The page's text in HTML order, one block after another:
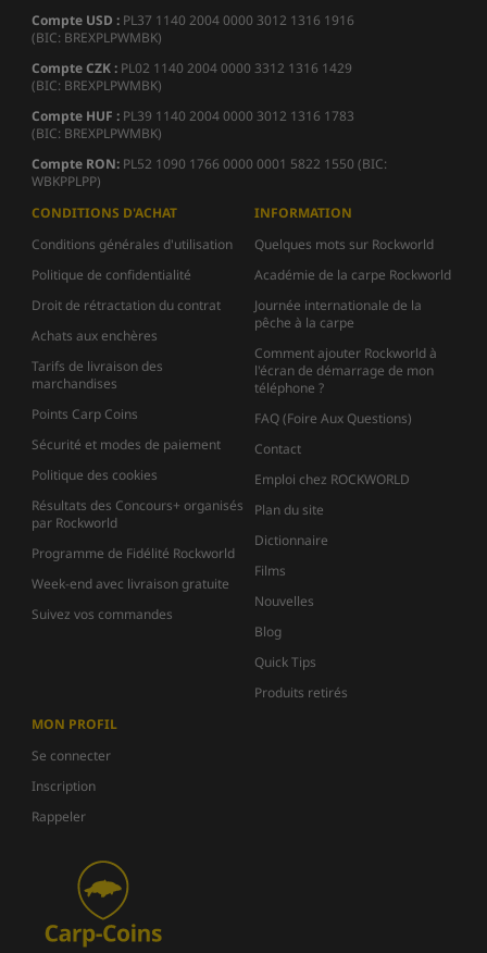
Compte USD : PL37 1140 2004 0000 3012 1316 1916
(BIC: BREXPLPWMBK)
Compte CZK : PL02 1140 2004 0000 3312 1316 1429
(BIC: BREXPLPWMBK)
Compte HUF : PL39 1140 2004 0000 3012 1316 1783
(BIC: BREXPLPWMBK)
Compte RON: PL52 1090 1766 0000 0001 5822 1550 (BIC:
WBKPPLPP)
CONDITIONS D'ACHAT
Conditions générales d'utilisation
Politique de confidentialité
Droit de rétractation du contrat
Achats aux enchères
Tarifs de livraison des
marchandises
Points Carp Coins
Sécurité et modes de paiement
Politique des cookies
Résultats des Concours+ organisés
par Rockworld
Programme de Fidélité Rockworld
Week-end avec livraison gratuite
Suivez vos commandes
INFORMATION
Quelques mots sur Rockworld
Académie de la carpe Rockworld
Journée internationale de la
pêche à la carpe
Comment ajouter Rockworld à
l'écran de démarrage de mon
téléphone ?
FAQ (Foire Aux Questions)
Contact
Emploi chez ROCKWORLD
Plan du site
Dictionnaire
Films
Nouvelles
Blog
Quick Tips
Produits retirés
MON PROFIL
Se connecter
Inscription
Rappeler